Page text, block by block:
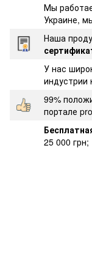
Мы
Украине,
Наша
У нас
индустрии
99%
портале
25 000 грн;